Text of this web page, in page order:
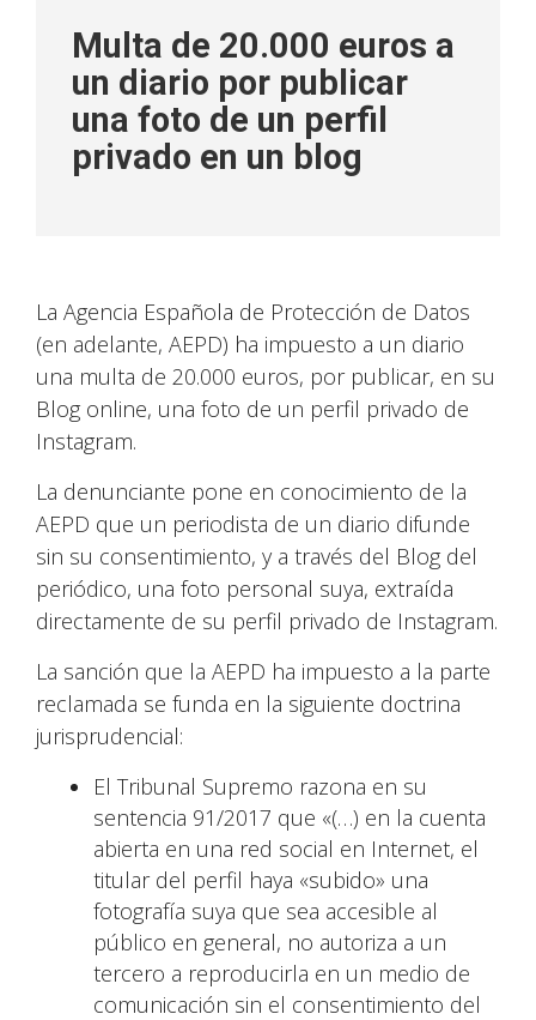
Multa de 20.000 euros a
un diario por publicar
una foto de un perfil
privado en un blog
La Agencia Española de Protección de Datos
(en adelante, AEPD) ha impuesto a un diario
una multa de 20.000 euros, por publicar, en su
Blog online, una foto de un perfil privado de
Instagram.
La denunciante pone en conocimiento de la
AEPD que un periodista de un diario difunde
sin su consentimiento, y a través del Blog del
periódico, una foto personal suya, extraída
directamente de su perfil privado de Instagram.
La sanción que la AEPD ha impuesto a la parte
reclamada se funda en la siguiente doctrina
jurisprudencial:
El Tribunal Supremo razona en su
sentencia 91/2017 que «(…) en la cuenta
abierta en una red social en Internet, el
titular del perfil haya «subido» una
fotografía suya que sea accesible al
público en general, no autoriza a un
tercero a reproducirla en un medio de
comunicación sin el consentimiento del